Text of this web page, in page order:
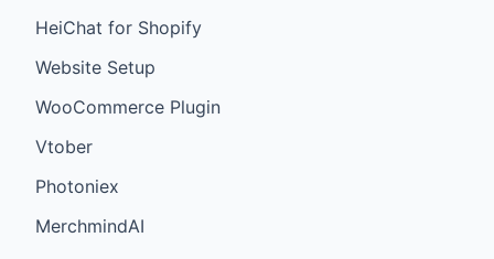
HeiChat for Shopify
Website Setup
WooCommerce Plugin
Vtober
Photoniex
MerchmindAI